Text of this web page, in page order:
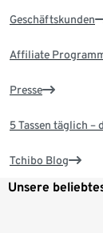
Geschäftskunden
Affiliate
Presse
5 Tassen täglich –
Tchibo Blog
Unsere